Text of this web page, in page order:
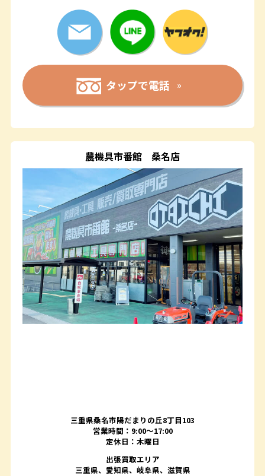
タップで電話
農機具市番館 桑名店
三重県桑名市陽だまりの丘8丁目103
営業時間：9:00〜17:00
定休日：木曜日
出張買取エリア
三重県、愛知県、岐阜県、滋賀県